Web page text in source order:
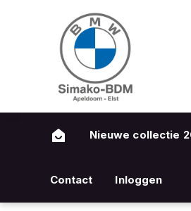
Nieuwe collectie
Contact Inloggen